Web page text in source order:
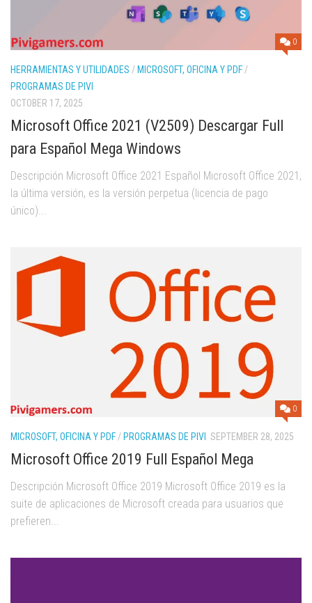
0
HERRAMIENTAS Y UTILIDADES / MICROSOFT, OFICINA Y PDF /
PROGRAMAS DE PIVI
OCTOBER 17, 2025
Microsoft Office 2021 (V2509) Descargar Full
para Español Mega Windows
Descripción Microsoft Office 2021 Español Microsoft Office 2021,
la última versión, es la versión perpetua (licencia de pago
único)...
0
MICROSOFT, OFICINA Y PDF / PROGRAMAS DE PIVI SEPTEMBER 28, 2025
Microsoft Office 2019 Full Español Mega
Descripción Microsoft Office 2019 Microsoft Office 2019 es la
suite de aplicaciones de Microsoft creada para usuarios que
prefieren...